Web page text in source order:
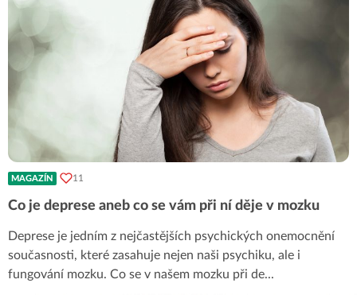
MAGAZÍN 11
Co je deprese aneb co se vám při ní děje v mozku
Deprese je jedním z nejčastějších psychických onemocnění
současnosti, které zasahuje nejen naši psychiku, ale i
fungování mozku. Co se v našem mozku při de...